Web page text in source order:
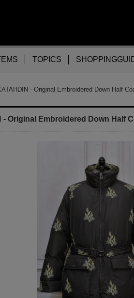
TOPICS
- Original Embroidered Down Half
- Original Embroidered Down Half